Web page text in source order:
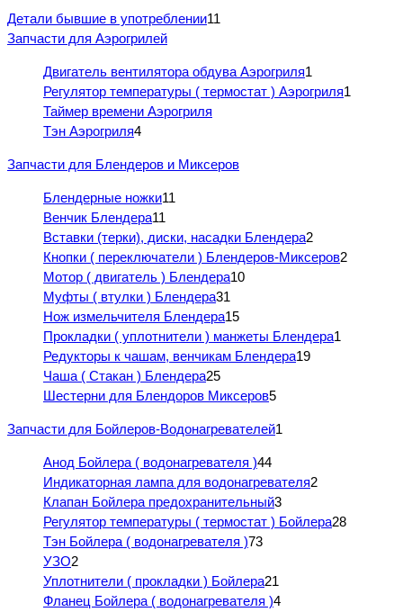
Детали бывшие в употреблении11
Запчасти для Аэрогрилей
Двигатель вентилятора обдува Аэрогриля1
Регулятор температуры ( термостат ) Аэрогриля1
Таймер времени Аэрогриля
Тэн Аэрогриля4
Запчасти для Блендеров и Миксеров
Блендерные ножки11
Венчик Блендера11
Вставки (терки), диски, насадки Блендера2
Кнопки ( переключатели ) Блендеров-Миксеров2
Мотор ( двигатель ) Блендера10
Муфты ( втулки ) Блендера31
Нож измельчителя Блендера15
Прокладки ( уплотнители ) манжеты Блендера1
Редукторы к чашам, венчикам Блендера19
Чаша ( Стакан ) Блендера25
Шестерни для Блендоров Миксеров5
Запчасти для Бойлеров-Водонагревателей1
Анод Бойлера ( водонагревателя )44
Индикаторная лампа для водонагревателя2
Клапан Бойлера предохранительный3
Регулятор температуры ( термостат ) Бойлера28
Тэн Бойлера ( водонагревателя )73
УЗО2
Уплотнители ( прокладки ) Бойлера21
Фланец Бойлера ( водонагревателя )4